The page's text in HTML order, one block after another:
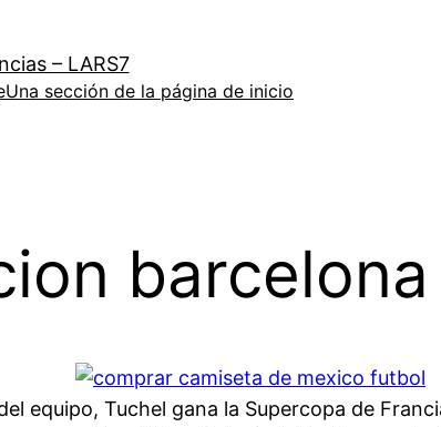
– LARS7
Una sección de la página de inicio
equipo, Tuchel gana la Supercopa de